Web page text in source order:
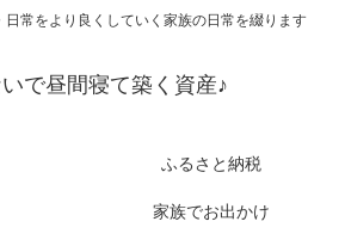
常をより良くしていく家族の日常を綴ります
で昼間寝て築く資産♪
ふるさと納税
家族でお出かけ